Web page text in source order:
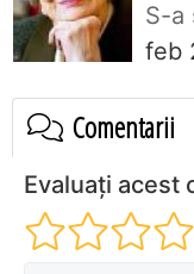
S-a
feb
Comentarii
Evaluați acest